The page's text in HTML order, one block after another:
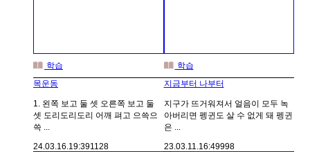
학습
목운동
1. 왼쪽 보고 둘 셋 오른쪽 보고 둘
셋 도리도리도리 어깨 펴고 으쓱으
쓱 ...
24.03.16.19:391128
학습
지금부터 나부터
지구가 뜨거워져서 얼음이 모두 녹
아버리면 펭귄도 살 수 없게 돼 펭귄
은 ...
23.03.11.16:49998